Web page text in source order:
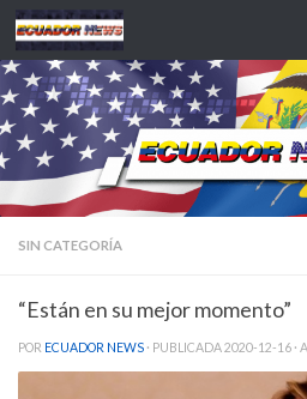
Saltar al contenido
SIN CATEGORÍA
“Están en su mejor momento”
POR ECUADOR NEWS · PUBLICADA2020-12-16 ·